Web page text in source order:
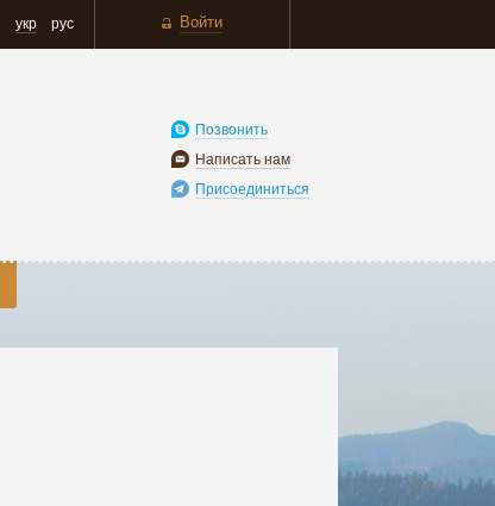
Войти
укр рус
Позвонить
Написать нам
Присоединиться